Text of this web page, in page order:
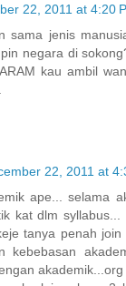
22, 2011 at 4:20
sama jenis
negara di
kau ambil
22, 2011 at
ape... selama
kat dlm
tanya penah
kebebasan